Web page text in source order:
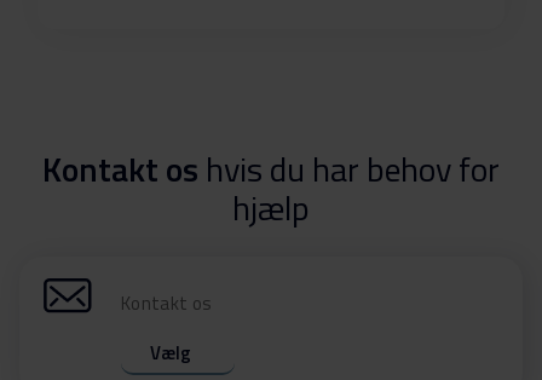
Kontakt os hvis du har behov for
hjælp
Kontakt os
Vælg